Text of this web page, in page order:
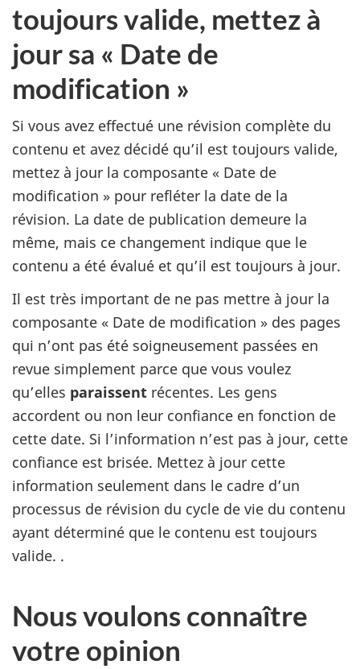
toujours valide, mettez à
jour sa « Date de
modification »
Si vous avez effectué une révision complète du
contenu et avez décidé qu’il est toujours valide,
mettez à jour la composante « Date de
modification » pour refléter la date de la
révision. La date de publication demeure la
même, mais ce changement indique que le
contenu a été évalué et qu’il est toujours à jour.
Il est très important de ne pas mettre à jour la
composante « Date de modification » des pages
qui n’ont pas été soigneusement passées en
revue simplement parce que vous voulez
qu’elles paraissent récentes. Les gens
accordent ou non leur confiance en fonction de
cette date. Si l’information n’est pas à jour, cette
confiance est brisée. Mettez à jour cette
information seulement dans le cadre d’un
processus de révision du cycle de vie du contenu
ayant déterminé que le contenu est toujours
valide. .
Nous voulons connaître
votre opinion